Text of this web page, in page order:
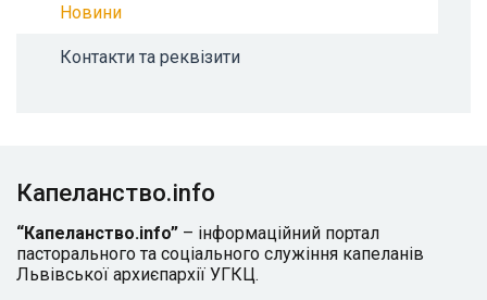
Новини
Контакти та реквізити
Капеланство.info
“Капеланство.info” – інформаційний портал
пасторального та соціального служіння капеланів
Львівської архиєпархії УГКЦ.